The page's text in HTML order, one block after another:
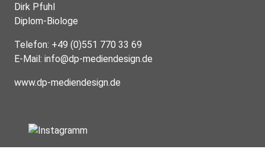
Dirk Pfuhl
Diplom-Biologe
Telefon: +49 (0)551 770 33 69
E-Mail: info@dp-mediendesign.de
www.dp-mediendesign.de